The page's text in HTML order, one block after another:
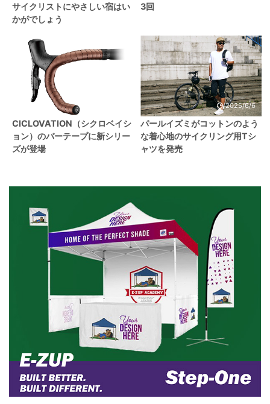
サイクリストにやさしい宿はい
かがでしょう
3回
CICLOVATION（シクロベイシ
ョン）のバーテープに新シリー
ズが登場
2025/6/6
パールイズミがコットンのよう
な着心地のサイクリング用Tシ
ャツを発売